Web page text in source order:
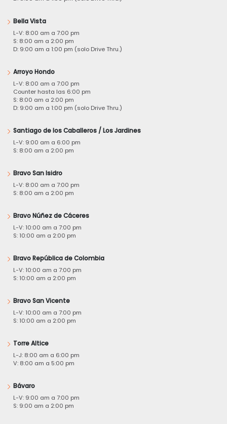
Bella Vista
L-V: 8:00 am a 7:00 pm
S: 8:00 am a 2:00 pm
D: 9:00 am a 1:00 pm (solo Drive Thru.)
Arroyo Hondo
L-V: 8:00 am a 7:00 pm
Counter hasta las 6:00 pm
S: 8:00 am a 2:00 pm
D: 9:00 am a 1:00 pm (solo Drive Thru.)
Santiago de los Caballeros / Los Jardines
L-V: 9:00 am a 6:00 pm
S: 8:00 am a 2:00 pm
Bravo San Isidro
L-V: 8:00 am a 7:00 pm
S: 8:00 am a 2:00 pm
Bravo Núñez de Cáceres
L-V: 10:00 am a 7:00 pm
S: 10:00 am a 2:00 pm
Bravo República de Colombia
L-V: 10:00 am a 7:00 pm
S: 10:00 am a 2:00 pm
Bravo San Vicente
L-V: 10:00 am a 7:00 pm
S: 10:00 am a 2:00 pm
Torre Altice
L-J: 8:00 am a 6:00 pm
V: 8:00 am a 5:00 pm
Bávaro
L-V: 9:00 am a 7:00 pm
S: 9:00 am a 2:00 pm